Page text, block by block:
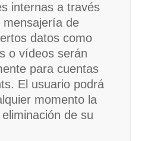
internas a través
mensajería de
datos como
o vídeos serán
para cuentas
El usuario podrá
momento la
de su